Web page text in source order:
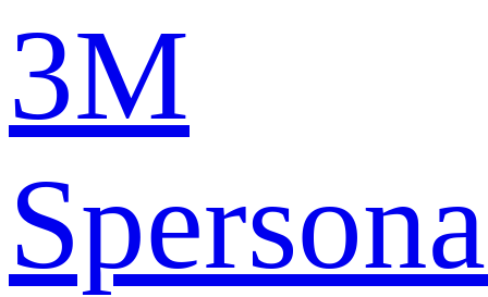
3M